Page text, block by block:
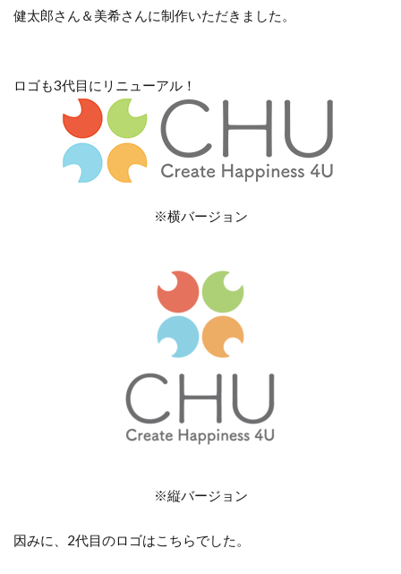
健太郎さん＆美希さんに制作いただきました。
ロゴも3代目にリニューアル！
※横バージョン
※縦バージョン
因みに、2代目のロゴはこちらでした。